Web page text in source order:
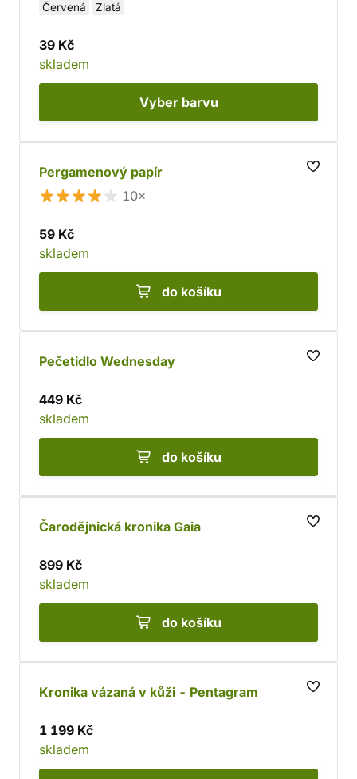
Červená Zlatá
39 Kč
skladem
Vyber barvu
Pergamenový papír
10×
59 Kč
skladem
do košíku
Pečetidlo Wednesday
449 Kč
skladem
do košíku
Čarodějnická kronika Gaia
899 Kč
skladem
do košíku
Kronika vázaná v kůži - Pentagram
1 199 Kč
skladem